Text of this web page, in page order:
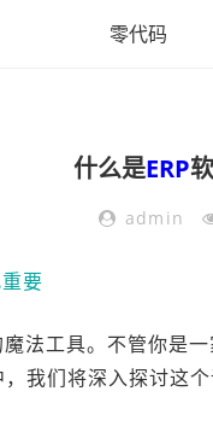
零代码
什么是ERP
admin
法工具。不管你是
我们将深入探讨这